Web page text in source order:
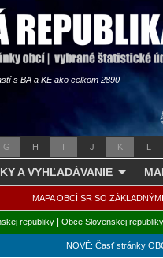
s BA a KE ako celkom 2890
G H I J K L
A VYHĽADÁVANIE
MAPA OBCÍ SR SO
republiky| Obce Slovenskej republiky
NOVÉ: Časť stránky